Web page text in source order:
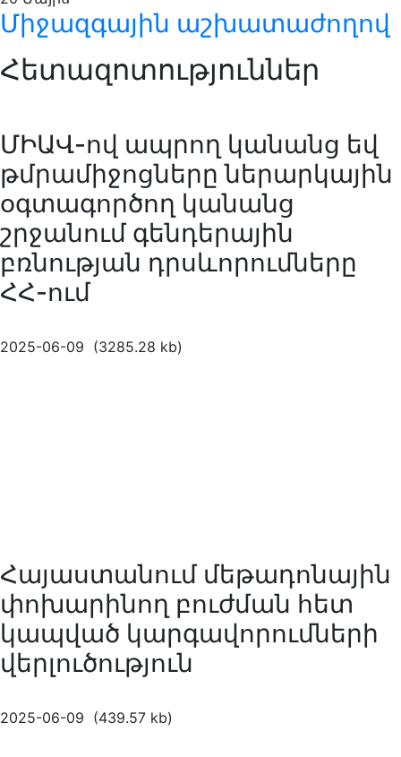
Միջազգային աշխատաժողով
Հետազոտություններ
ՄԻԱՎ-ով ապրող կանանց եվ
թմրամիջոցները ներարկային
օգտագործող կանանց
շրջանում գենդերային
բռնության դրսևորումները
ՀՀ-ում
2025-06-09 (3285.28 kb)
Հայաստանում մեթադոնային
փոխարինող բուժման հետ
կապված կարգավորումների
վերլուծություն
2025-06-09 (439.57 kb)